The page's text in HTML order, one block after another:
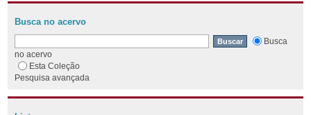
Busca no acervo
Busca
no acervo
Esta Coleção
Pesquisa avançada